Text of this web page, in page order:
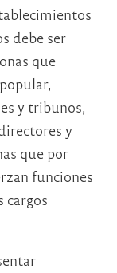
debe ser
que
y tribunos,
y
que por
funciones
cargos